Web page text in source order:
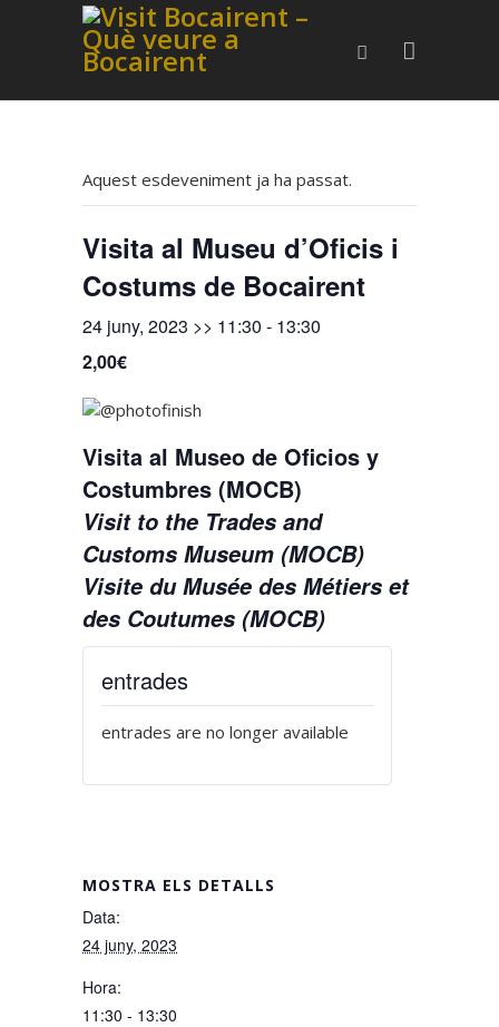
Aquest esdeveniment ja ha passat.
Visita al Museu d’Oficis i
Costums de Bocairent
24 juny, 2023 >> 11:30 - 13:30
2,00€
Visita al Museo de Oficios y
Costumbres (MOCB)
Visit to the Trades and
Customs Museum (MOCB)
Visite du Musée des Métiers et
des Coutumes (MOCB)
MOSTRA ELS DETALLS
Data:
24 juny, 2023
Hora:
11:30 - 13:30
entrades
entrades are no longer available